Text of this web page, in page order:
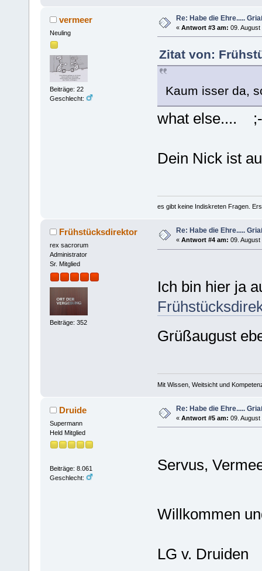
vermeer
Neuling
Beiträge: 22
Geschlecht:
Re: Habe die Ehre.....
« Antwort #3 am: 09.
Zitat von:
Kaum isser da,
what else....
Dein Nick ist
es gibt keine Indiskreten Fragen.
Frühstücksdirektor
rex sacrorum
Administrator
Sr. Mitglied
Beiträge: 352
Re: Habe die Ehre.....
« Antwort #4 am: 09.
Ich bin hier ja
Grüßaugust
Mit Wissen, Weitsicht und
Druide
Supermann
Held Mitglied
Beiträge: 8.061
Geschlecht:
Re: Habe die Ehre.....
« Antwort #5 am: 09.
Servus,
Willkommen
LG v. Druiden